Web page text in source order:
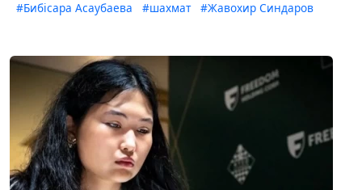
#Бибісара Асаубаева #шахмат #Жавохир Синдаров